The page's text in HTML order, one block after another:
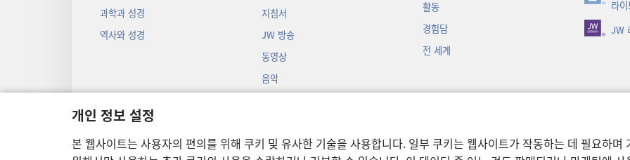
개인 정보 설정
본 웹사이트는 사용자의 편의를 위해 쿠키 및 유사한 기술을 사용합니다. 일부 쿠키는 웹사이트가 작동하는 데 필요하
과학과 성경
역사와 성경
지침서
JW 방송
동영상
음악
활동
경험담
전 세계
라
(새로운
창
열기) JW